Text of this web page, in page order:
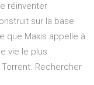
réinventer
sur la base
que Maxis appelle à
vie le plus
Rechercher